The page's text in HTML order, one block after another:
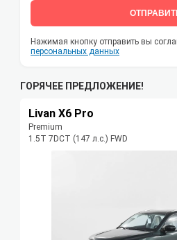
Нажимая кнопку отправить вы
персональных данных
ГОРЯЧЕЕ ПРЕДЛОЖЕНИЕ!
Livan X6 Pro
Premium
1.5T 7DCT (147 л.с.) FWD